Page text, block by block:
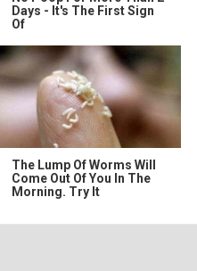
Days - It's The First Sign
Of
The Lump Of Worms Will
Come Out Of You In The
Morning. Try It